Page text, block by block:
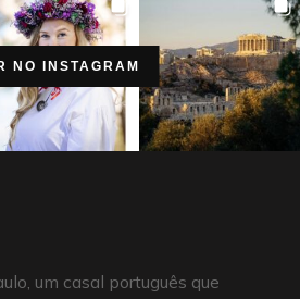
NO INSTAGRAM
um casal português que